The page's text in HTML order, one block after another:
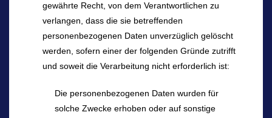
gewährte Recht, von dem Verantwortlichen zu
verlangen, dass die sie betreffenden
personenbezogenen Daten unverzüglich gelöscht
werden, sofern einer der folgenden Gründe zutrifft
und soweit die Verarbeitung nicht erforderlich ist:
Die personenbezogenen Daten wurden für
solche Zwecke erhoben oder auf sonstige